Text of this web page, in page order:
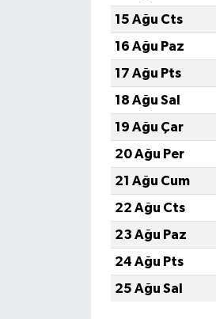
15 Ağu Cts
16 Ağu Paz
17 Ağu Pts
18 Ağu Sal
19 Ağu Çar
20 Ağu Per
21 Ağu Cum
22 Ağu Cts
23 Ağu Paz
24 Ağu Pts
25 Ağu Sal